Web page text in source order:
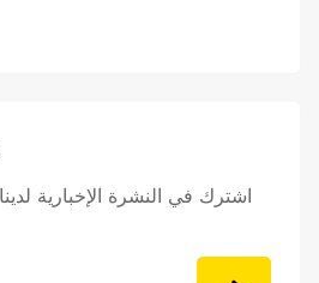
اشترك في النشرة الإخبارية